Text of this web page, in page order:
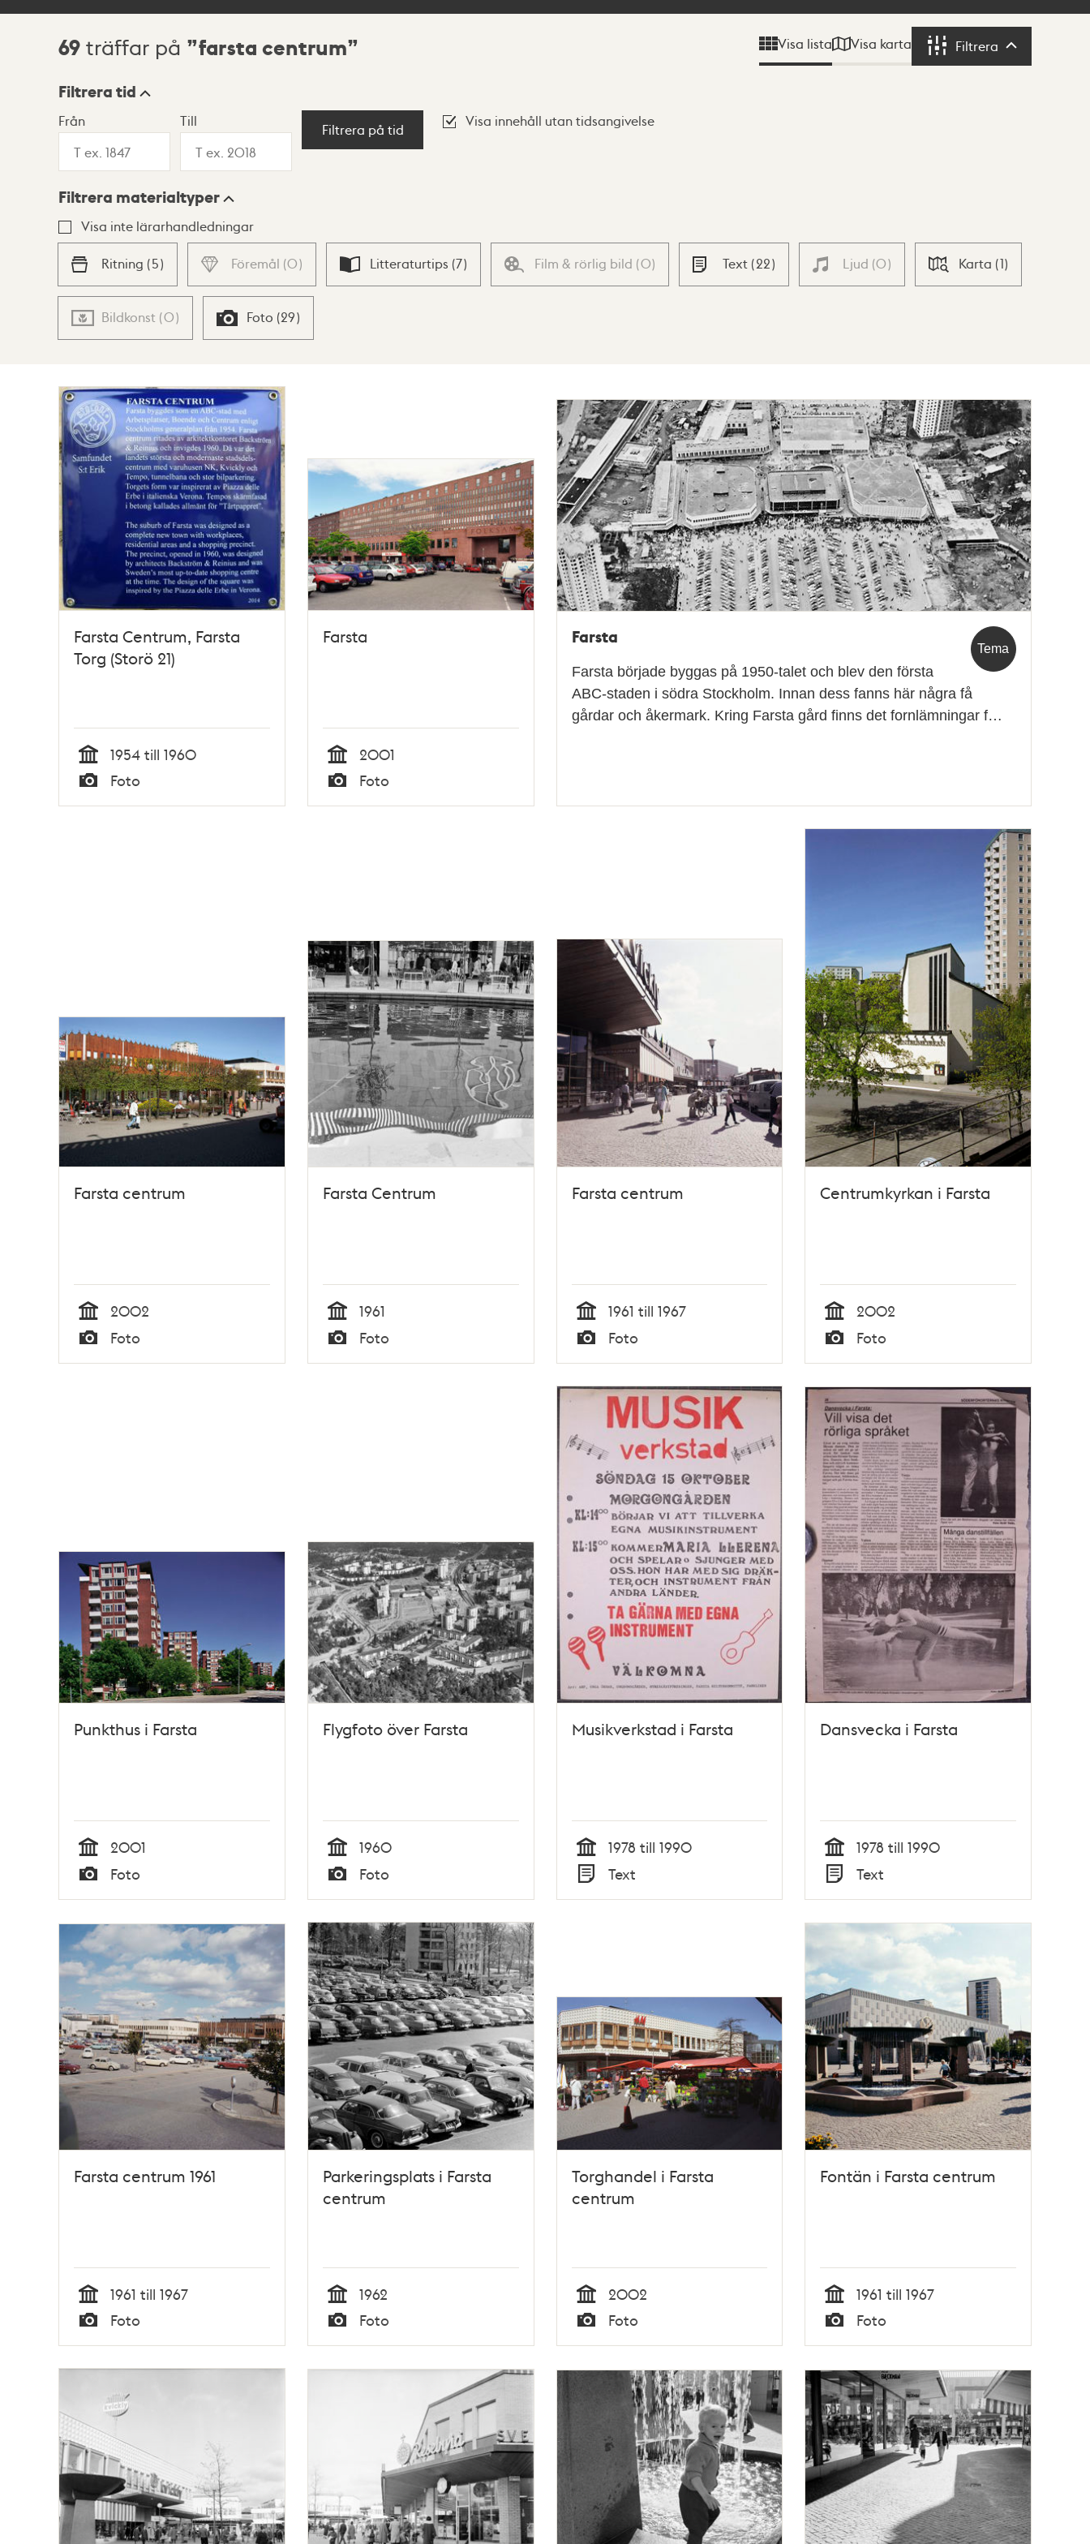
Sökresultat
69 träffar på farsta centrum Visa lista Visa karta Filtrera Filtrera
Visningsläge
Lista Karta
Filtrera tid
Från Till
Filtrera på tid
Visa innehåll utan tidsangivelse
Filtrera materialtyper
Visa inte lärarhandledningar
Ritning (5) Föremål (0) Litteraturtips (7) Film & rörlig bild (0) Text (22) Ljud (0) Karta (1)
Bildkonst (0) Foto (29)
Farsta Centrum, Farsta
Torg (Storö 21)
Tid
1954 till 1960
Typ
Foto
Farsta
Tid
2001
Typ
Foto
Tema
Farsta
Farsta började byggas på 1950-talet och blev den första
ABC-staden i södra Stockholm. Innan dess fanns här några få
gårdar och åkermark. Kring Farsta gård finns det fornlämningar f…
Farsta centrum
Tid
2002
Typ
Foto
Farsta Centrum
Tid
1961
Typ
Foto
Farsta centrum
Tid
1961 till 1967
Typ
Foto
Centrumkyrkan i Farsta
Tid
2002
Typ
Foto
Punkthus i Farsta
Tid
2001
Typ
Foto
Flygfoto över Farsta
Tid
1960
Typ
Foto
Musikverkstad i Farsta
Tid
1978 till 1990
Typ
Text
Dansvecka i Farsta
Tid
1978 till 1990
Typ
Text
Farsta centrum 1961
Tid
1961 till 1967
Typ
Foto
Parkeringsplats i Farsta
centrum
Tid
1962
Typ
Foto
Torghandel i Farsta
centrum
Tid
2002
Typ
Foto
Fontän i Farsta centrum
Tid
1961 till 1967
Typ
Foto